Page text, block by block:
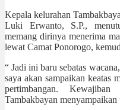
Kepala kelurahan
Luki Erwanto, S.P.,
memang dirinya menerima
lewat Camat Ponorogo,
“ Jadi ini baru sebatas
saya akan sampaikan keatas
pertimbangan.
Tambakbayan